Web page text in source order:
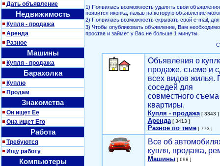
Дать объявление
Недвижимость
Купля - продажа
Аренда
Разное
Машины
Купля - продажа
Барахолка
Куплю
Продам
Знакомства
Он ищет Ее
Она ищет Его
Работа
Требуются
Ищу работу
Компьютеры
1) Появилась возможность удалять свои
появится иконка, нажав на которую объявление
2) Появилась возможность скрывать свой е-mail,
3) Чтобы опубликовать объявление, Вам
простая и займет у Вас не больше 1 минуты.
Объявления о
продаже, съеме и
всех видов жилья.
соседей для
совместного съема
квартиры.
Купля - продажа[ 3343 ]
Аренда[ 3413 ]
Разное по теме[ 773 ]
Все об
купля, продажа,
Машины[ 698 ]